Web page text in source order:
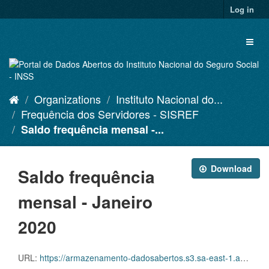
to
Log in
Organizations
Instituto Nacional do...
Frequência dos Servidores - SISREF
Saldo frequência mensal -...
Download
Saldo frequência
mensal - Janeiro
2020
URL: https://armazenamento-dadosabertos.s3.sa-east-1.amazonaws.com/Plano+2016_2018_Grupos+de+dados/INSS+-+Frequ%C3%AAncia+dos+Servidores+-+SISREF/d-srf-fqs-001-acsinss-202001.csv